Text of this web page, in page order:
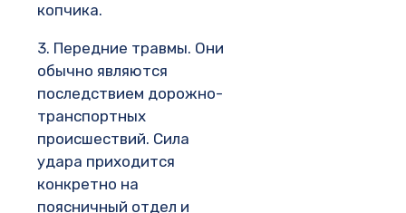
копчика.
3. Передние травмы. Они
обычно являются
последствием дорожно-
транспортных
происшествий. Сила
удара приходится
конкретно на
поясничный отдел и